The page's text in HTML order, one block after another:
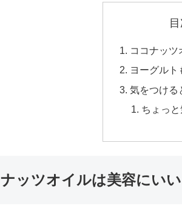
ココナッツ
ヨーグルト
気をつける
ちょっ
ッツオイルは美容にいい